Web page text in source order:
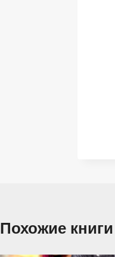
Похожие книги